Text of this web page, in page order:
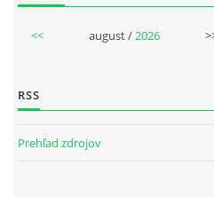
<< august /2026
RSS
Prehľad zdrojov